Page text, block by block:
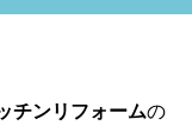
ボ
チンリフォームの